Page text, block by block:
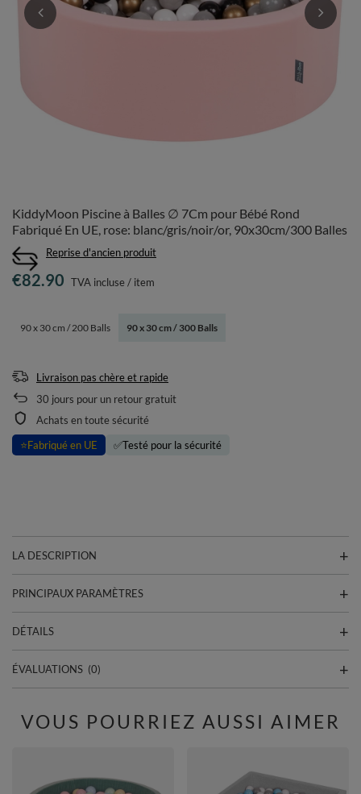
KiddyMoon Piscine à Balles ∅ 7Cm pour Bébé Rond
Fabriqué En UE, rose: blanc/gris/noir/or, 90x30cm/300 Balles
Reprise d'ancien produit
90 x 30 cm / 200 Balls 90 x 30 cm / 300 Balls
€82.90 TVA incluse/ item
Livraison pas chère et rapide
30 jours pour un retour gratuit
Achats en toute sécurité
⭐Fabriqué en UE ✅Testé pour la sécurité
LA DESCRIPTION
PRINCIPAUX PARAMÈTRES
DÉTAILS
ÉVALUATIONS (0)
VOUS POURRIEZ AUSSI AIMER